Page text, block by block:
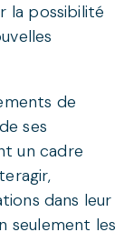
la possibilité
de
ses
un cadre
dans leur
seulement les